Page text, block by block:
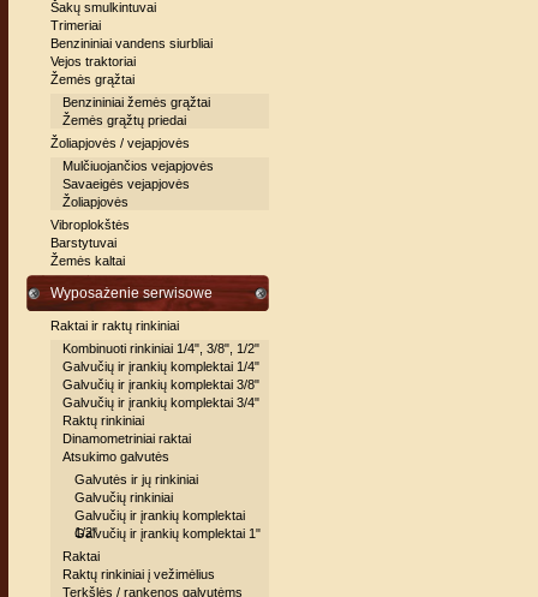
Šakų smulkintuvai
Trimeriai
Benzininiai vandens siurbliai
Vejos traktoriai
Žemės grąžtai
Benzininiai žemės grąžtai
Žemės grąžtų priedai
Žoliapjovės / vejapjovės
Mulčiuojančios vejapjovės
Savaeigės vejapjovės
Žoliapjovės
Vibroplokštės
Barstytuvai
Žemės kaltai
Wyposażenie serwisowe
Raktai ir raktų rinkiniai
Kombinuoti rinkiniai 1/4", 3/8", 1/2"
Galvučių ir įrankių komplektai 1/4"
Galvučių ir įrankių komplektai 3/8"
Galvučių ir įrankių komplektai 3/4"
Raktų rinkiniai
Dinamometriniai raktai
Atsukimo galvutės
Galvutės ir jų rinkiniai
Galvučių rinkiniai
Galvučių ir įrankių komplektai
1/2"
Galvučių ir įrankių komplektai 1"
Raktai
Raktų rinkiniai į vežimėlius
Terkšlės / rankenos galvutėms